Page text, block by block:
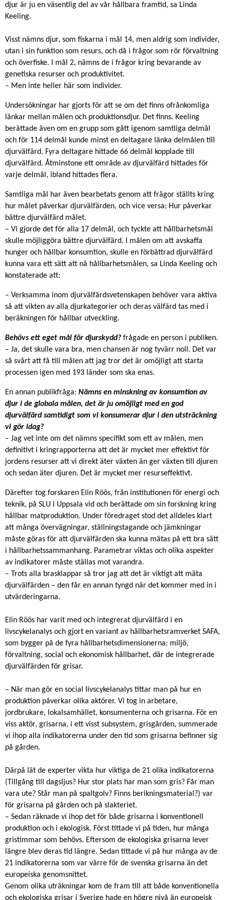
djur är ju en väsentlig del av vår hållbara framtid, sa Linda
Keeling.
Visst nämns djur, som fiskarna i mål 14, men aldrig som individer,
utan i sin funktion som resurs, och då i frågor som rör förvaltning
och överfiske. I mål 2, nämns de i frågor kring bevarande av
genetiska resurser och produktivitet.
– Men inte heller här som individer.
Undersökningar har gjorts för att se om det finns ofrånkomliga
länkar mellan målen och produktionsdjur. Det finns. Keeling
berättade även om en grupp som gått igenom samtliga delmål
och för 114 delmål kunde minst en deltagare länka delmålen till
djurvälfärd. Fyra deltagare hittade 66 delmål kopplade till
djurvälfärd. Åtminstone ett område av djurvälfärd hittades för
varje delmål, ibland hittades flera.
Samtliga mål har även bearbetats genom att frågor ställts kring
hur målet påverkar djurvälfärden, och vice versa; Hur påverkar
bättre djurvälfärd målet.
– Vi gjorde det för alla 17 delmål, och tyckte att hållbarhetsmål
skulle möjliggöra bättre djurvälfärd. I målen om att avskaffa
hunger och hållbar konsumtion, skulle en förbättrad djurvälfärd
kunna vara ett sätt att nå hållbarhetsmålen, sa Linda Keeling och
konstaterade att:
– Verksamma inom djurvälfärdsvetenskapen behöver vara aktiva
så att vikten av alla djurkategorier och deras välfärd tas med i
beräkningen för hållbar utveckling.
Behövs ett eget mål för djurskydd? frågade en person i publiken.
– Ja, det skulle vara bra, men chansen är nog tyvärr noll. Det var
så svårt att få till målen att jag tror det är omöjligt att starta
processen igen med 193 länder som ska enas.
En annan publikfråga: Nämns en minskning av konsumtion av
djur i de globala målen, det är ju omöjligt med en god
djurvälfärd samtidigt som vi konsumerar djur i den utsträckning
vi gör idag?
– Jag vet inte om det nämns specifikt som ett av målen, men
definitivt i kringrapporterna att det är mycket mer effektivt för
jordens resurser att vi direkt äter växten än ger växten till djuren
och sedan äter djuren. Det är mycket mer resurseffektivt.
Därefter tog forskaren Elin Röös, från institutionen för energi och
teknik, på SLU i Uppsala vid och berättade om sin forskning kring
hållbar matproduktion. Under föredraget stod det alldeles klart
att många övervägningar, ställningstagande och jämkningar
måste göras för att djurvälfärden ska kunna mätas på ett bra sätt
i hållbarhetssammanhang. Parametrar viktas och olika aspekter
av indikatorer måste ställas mot varandra.
– Trots alla brasklappar så tror jag att det är viktigt att mäta
djurvälfärden – den får en annan tyngd när det kommer med in i
utvärderingarna.
Elin Röös har varit med och integrerat djurvälfärd i en
livscykelanalys och gjort en variant av hållbarhetsramverket SAFA,
som bygger på de fyra hållbarhetsdimensionerna: miljö,
förvaltning, social och ekonomisk hållbarhet, där de integrerade
djurvälfärden för grisar.
– När man gör en social livscykelanalys tittar man på hur en
produktion påverkar olika aktörer. Vi tog in arbetare,
jordbrukare, lokalsamhället, konsumenterna och grisarna. För en
viss aktör, grisarna, i ett visst subsystem, grisgården, summerade
vi ihop alla indikatorerna under den tid som grisarna befinner sig
på gården.
Därpå lät de experter vikta hur viktiga de 21 olika indikatorerna
(Tillgång till dagsljus? Hur stor plats har man som gris? Får man
vara ute? Står man på spaltgolv? Finns berikningsmaterial?) var
för grisarna på gården och på slakteriet.
– Sedan räknade vi ihop det för både grisarna i konventionell
produktion och i ekologisk. Först tittade vi på tiden, hur många
gristimmar som behövs. Eftersom de ekologiska grisarna lever
längre blev deras tid längre. Sedan tittade vi på hur många av de
21 indikatorerna som var värre för de svenska grisarna än det
europeiska genomsnittet.
Genom olika uträkningar kom de fram till att både konventionella
och ekologiska grisar i Sverige hade en högre nivå än europeisk